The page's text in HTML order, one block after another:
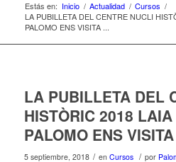
Estás en: Inicio / Actualidad / Cursos /
LA PUBILLETA DEL CENTRE NUCLI
PALOMO ENS VISITA ...
LA PUBILLETA DEL
HISTÒRIC 2018
PALOMO ENS
5 septiembre, 2018 / en Cursos / por